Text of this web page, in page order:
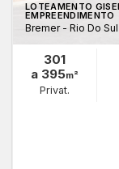
LOTEAMENTO
EMPREENDIMENTO
Bremer - Rio Do Sul
301
a 395m²
Privat.